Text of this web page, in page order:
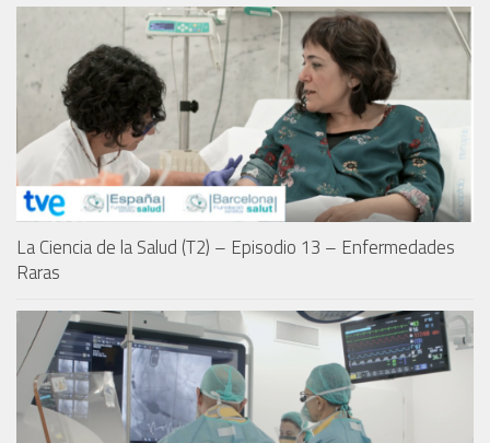
La Ciencia de la Salud (T2) – Episodio 13 – Enfermedades
Raras